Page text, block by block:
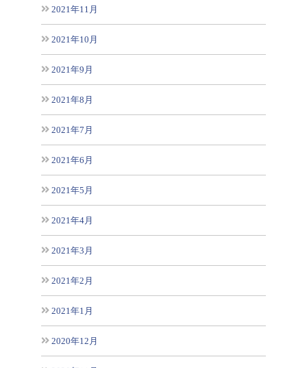
2021年11月
2021年10月
2021年9月
2021年8月
2021年7月
2021年6月
2021年5月
2021年4月
2021年3月
2021年2月
2021年1月
2020年12月